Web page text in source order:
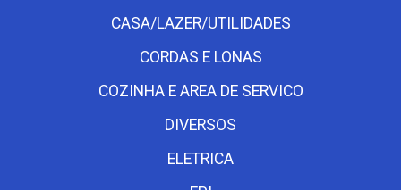
CASA/LAZER/UTILIDADES
CORDAS E LONAS
COZINHA E AREA DE SERVICO
DIVERSOS
ELETRICA